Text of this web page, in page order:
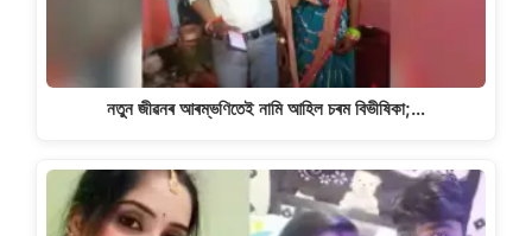
নতুন জীৱনৰ আৰম্ভণিতেই নামি আহিল চৰম বিভীষিকা;…